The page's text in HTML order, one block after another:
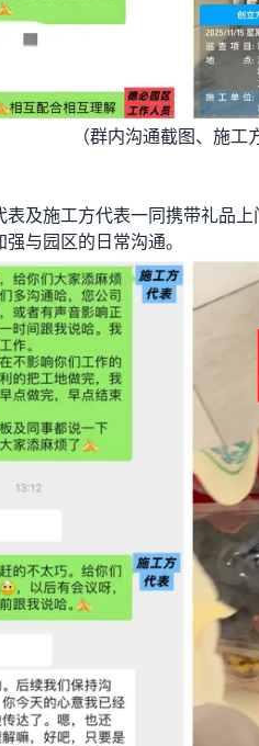
（群内沟通截图、施工
表及施工方代表一同携带礼品
与园区的日常沟通。